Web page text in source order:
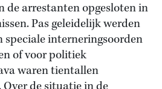
de arrestanten opgesloten in
Pas geleidelijk werden
speciale interneringsoorden
of voor politiek
waren tientallen